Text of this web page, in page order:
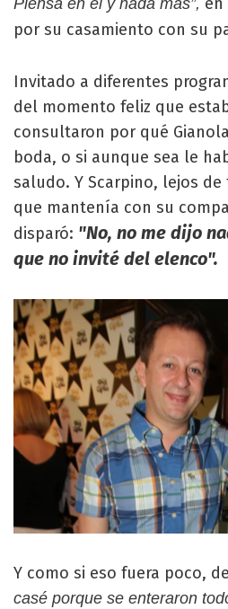
Piensa en él y nada más”,
por su casamiento con su
Invitado a diferentes
del momento feliz que
consultaron por qué
boda, o si aunque sea le
saludo. Y Scarpino, lejos
que mantenía con su
disparó: "No, no me dijo
que no invité del elenco".
Y como si eso fuera poco,
casé porque se enteraron